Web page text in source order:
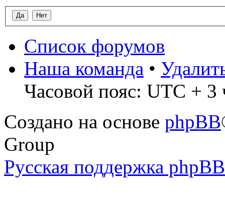
Список форумов
Наша команда •
Часовой пояс: UTC + 3
Создано на основе phpBB
Group
Русская поддержка phpBB